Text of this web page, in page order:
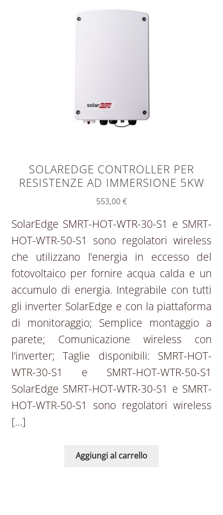
SOLAREDGE CONTROLLER PER
RESISTENZE AD IMMERSIONE 5KW
553,00€
SolarEdge SMRT-HOT-WTR-30-S1 e SMRT-
HOT-WTR-50-S1 sono regolatori wireless
che utilizzano l’energia in eccesso del
fotovoltaico per fornire acqua calda e un
accumulo di energia. Integrabile con tutti
gli inverter SolarEdge e con la piattaforma
di monitoraggio; Semplice montaggio a
parete; Comunicazione wireless con
l’inverter; Taglie disponibili: SMRT-HOT-
WTR-30-S1 e SMRT-HOT-WTR-50-S1
SolarEdge SMRT-HOT-WTR-30-S1 e SMRT-
HOT-WTR-50-S1 sono regolatori wireless
[…]
Aggiungi al carrello